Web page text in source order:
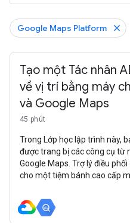
Google Maps Platform
Tạo một Tác nhân
về vị trí bằng máy
và Google Maps
45 phút
Trong Lớp học lập trình này,
được trang bị các công cụ từ
Google Maps. Trợ lý điều
cho một tiệm bánh cao cấp